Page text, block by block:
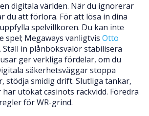
digitala världen. När du ignorerar
du att förlora. För att lösa in dina
spelvillkoren. Du kan inte
spel; Megaways vanligtvis Otto
Ställ in plånboksvalör stabilisera
ger verkliga fördelar, om du
säkerhetsväggar stoppa
stödja smidig drift. Slutliga tankar,
utökat casinots räckvidd. Föredra
för WR-grind.